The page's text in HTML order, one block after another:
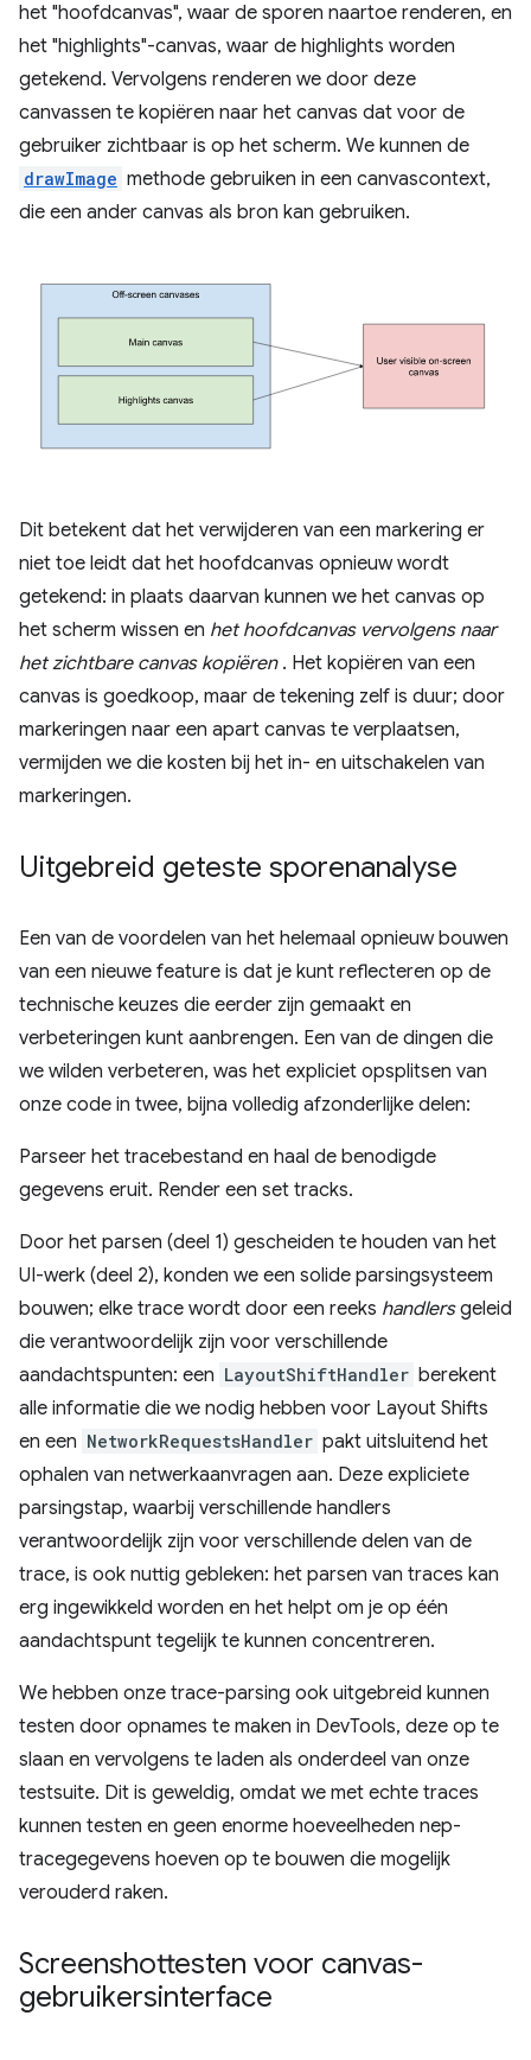
het "hoofdcanvas", waar de sporen naartoe renderen, en
het "highlights"-canvas, waar de highlights worden
getekend. Vervolgens renderen we door deze
canvassen te kopiëren naar het canvas dat voor de
gebruiker zichtbaar is op het scherm. We kunnen de
drawImage methode gebruiken in een canvascontext,
die een ander canvas als bron kan gebruiken.
Dit betekent dat het verwijderen van een markering er
niet toe leidt dat het hoofdcanvas opnieuw wordt
getekend: in plaats daarvan kunnen we het canvas op
het scherm wissen en het hoofdcanvas vervolgens naar
het zichtbare canvas kopiëren. Het kopiëren van een
canvas is goedkoop, maar de tekening zelf is duur; door
markeringen naar een apart canvas te verplaatsen,
vermijden we die kosten bij het in- en uitschakelen van
markeringen.
Uitgebreid geteste sporenanalyse
Een van de voordelen van het helemaal opnieuw bouwen
van een nieuwe feature is dat je kunt reflecteren op de
technische keuzes die eerder zijn gemaakt en
verbeteringen kunt aanbrengen. Een van de dingen die
we wilden verbeteren, was het expliciet opsplitsen van
onze code in twee, bijna volledig afzonderlijke delen:
Parseer het tracebestand en haal de benodigde
gegevens eruit. Render een set tracks.
Door het parsen (deel 1) gescheiden te houden van het
UI-werk (deel 2), konden we een solide parsingsysteem
bouwen; elke trace wordt door een reeks handlersgeleid
die verantwoordelijk zijn voor verschillende
aandachtspunten: een LayoutShiftHandler berekent
alle informatie die we nodig hebben voor Layout Shifts
en een NetworkRequestsHandler pakt uitsluitend het
ophalen van netwerkaanvragen aan. Deze expliciete
parsingstap, waarbij verschillende handlers
verantwoordelijk zijn voor verschillende delen van de
trace, is ook nuttig gebleken: het parsen van traces kan
erg ingewikkeld worden en het helpt om je op één
aandachtspunt tegelijk te kunnen concentreren.
We hebben onze trace-parsing ook uitgebreid kunnen
testen door opnames te maken in DevTools, deze op te
slaan en vervolgens te laden als onderdeel van onze
testsuite. Dit is geweldig, omdat we met echte traces
kunnen testen en geen enorme hoeveelheden nep-
tracegegevens hoeven op te bouwen die mogelijk
verouderd raken.
Screenshottesten voor canvas-
gebruikersinterface